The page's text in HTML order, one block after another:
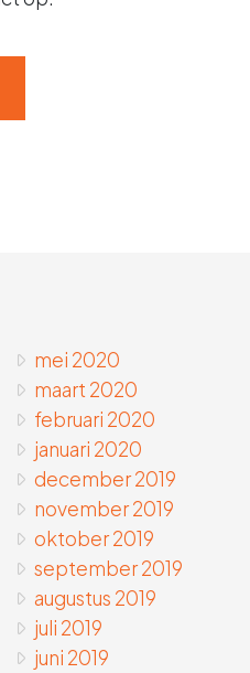
mei 2020
maart 2020
februari 2020
januari 2020
december 2019
november 2019
oktober 2019
september 2019
augustus 2019
juli 2019
juni 2019